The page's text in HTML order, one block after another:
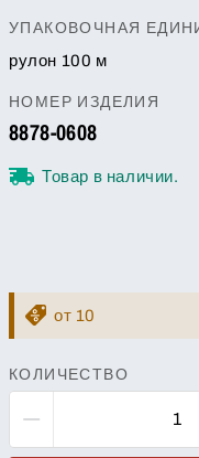
УПАКОВОЧНАЯ
рулон 100 м
НОМЕР ИЗДЕЛИЯ
8878-0608
Товар в наличии.
от 10
КОЛИЧЕСТВО